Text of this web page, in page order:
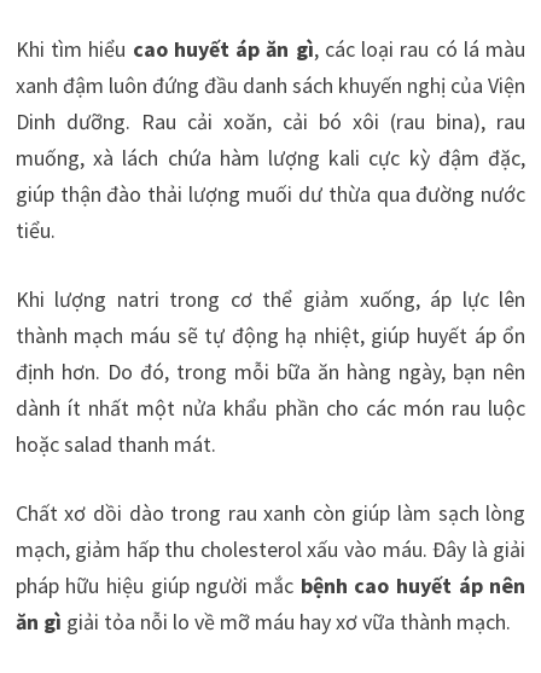
Khi tìm hiểu cao huyết áp ăn gì, các loại rau có lá màu
xanh đậm luôn đứng đầu danh sách khuyến nghị của Viện
Dinh dưỡng. Rau cải xoăn, cải bó xôi (rau bina), rau
muống, xà lách chứa hàm lượng kali cực kỳ đậm đặc,
giúp thận đào thải lượng muối dư thừa qua đường nước
tiểu.
Khi lượng natri trong cơ thể giảm xuống, áp lực lên
thành mạch máu sẽ tự động hạ nhiệt, giúp huyết áp ổn
định hơn. Do đó, trong mỗi bữa ăn hàng ngày, bạn nên
dành ít nhất một nửa khẩu phần cho các món rau luộc
hoặc salad thanh mát.
Chất xơ dồi dào trong rau xanh còn giúp làm sạch lòng
mạch, giảm hấp thu cholesterol xấu vào máu. Đây là giải
pháp hữu hiệu giúp người mắc bệnh cao huyết áp nên
ăn gì giải tỏa nỗi lo về mỡ máu hay xơ vữa thành mạch.